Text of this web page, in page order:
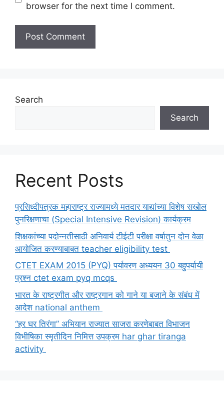
browser for the next time I comment.
Search
Search
Recent Posts
प्रसिध्दीपत्रक महाराष्ट्र राज्यामध्ये मतदार याद्यांच्या विशेष सखोल
पुनरिक्षणाचा (Special Intensive Revision) कार्यक्रम
शिक्षकांच्या पदोन्नतीसाठी अनिवार्य टीईटी परीक्षा वर्षातुन दोन वेळा
आयोजित करण्याबाबत teacher eligibility test
CTET EXAM 2015 (PYQ) पर्यावरण अध्ययन 30 बहुपर्यायी
प्रश्न ctet exam pyq mcqs
भारत के राष्ट्रगीत और राष्ट्रगान को गाने या बजाने के संबंध में
आदेश national anthem
“हर घर तिरंगा” अभियान राज्यात साजरा करणेबाबत विभाजन
विभीषिका स्मृतीदिन निमित्त उपक्रम har ghar tiranga
activity